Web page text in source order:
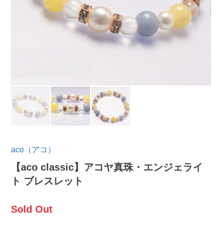
aco（アコ）
【aco classic】アコヤ真珠・エンジェライ
ト ブレスレット
Sold Out